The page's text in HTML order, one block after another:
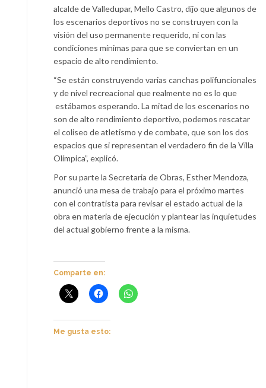
alcalde de Valledupar, Mello Castro, dijo que algunos de
los escenarios deportivos no se construyen con la
visión del uso permanente requerido, ni con las
condiciones mínimas para que se conviertan en un
espacio de alto rendimiento.
“Se están construyendo varias canchas polifuncionales
y de nivel recreacional que realmente no es lo que
estábamos esperando. La mitad de los escenarios no
son de alto rendimiento deportivo, podemos rescatar
el coliseo de atletismo y de combate, que son los dos
espacios que si representan el verdadero fin de la Villa
Olímpica”, explicó.
Por su parte la Secretaria de Obras, Esther Mendoza,
anunció una mesa de trabajo para el próximo martes
con el contratista para revisar el estado actual de la
obra en materia de ejecución y plantear las inquietudes
del actual gobierno frente a la misma.
Comparte en:
Me gusta esto: